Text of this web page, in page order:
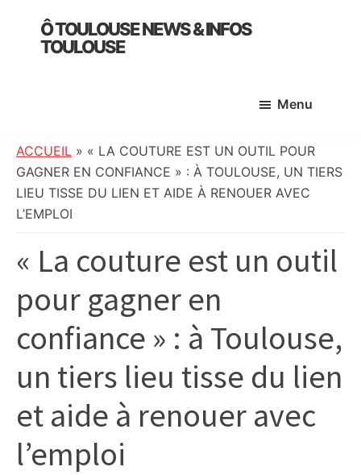
primary
Ô TOULOUSE NEWS & INFOS
TOULOUSE
:
info
locale,
société,
politique,
météo,
faits
et
citoyennes
Menu
ACCUEIL » « LA COUTURE EST UN OUTIL POUR
GAGNER EN CONFIANCE » : À TOULOUSE, UN TIERS
LIEU TISSE DU LIEN ET AIDE À RENOUER AVEC
L’EMPLOI
« La couture est un outil
pour gagner en
confiance » : à Toulouse,
un tiers lieu tisse du lien
et aide à renouer avec
l’emploi